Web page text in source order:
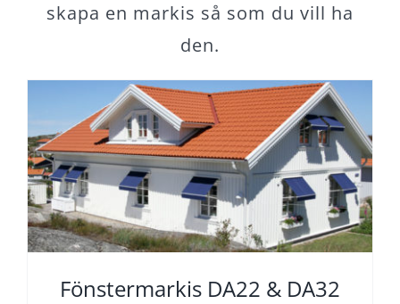
skapa en markis så som du vill ha
den.
Fönstermarkis DA22 & DA32